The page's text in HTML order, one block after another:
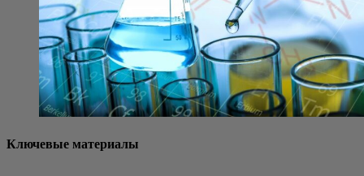
Ключевые материалы